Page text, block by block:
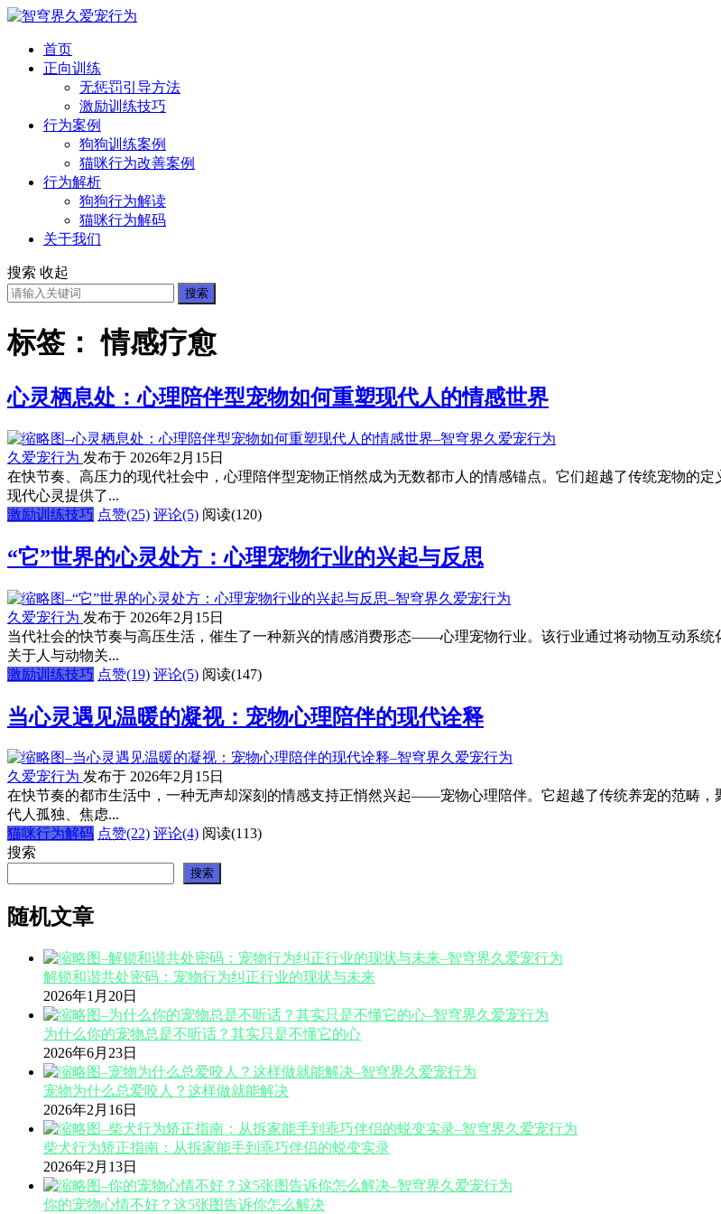
首页
正向训练
无惩罚引导方法
激励训练技巧
行为案例
狗狗训练案例
猫咪行为改善案例
行为解析
狗狗行为解读
猫咪行为解码
关于我们
搜索 收起
搜索
标签：情感疗愈
心灵栖息处：心理陪伴型宠物如何重塑现代人的情感世界
久爱宠行为 发布于 2026年2月15日
在快节奏、高压力的现代社会中，心理陪伴型宠物正悄然成为无数都市人的情感锚点。它们超越了传统宠物的
现代心灵提供了...
激励训练技巧 点赞(25) 评论(5) 阅读(120)
“它”世界的心灵处方：心理宠物行业的兴起与反思
久爱宠行为 发布于 2026年2月15日
当代社会的快节奏与高压生活，催生了一种新兴的情感消费形态——心理宠物行业。该行业通过将动物互动系
关于人与动物关...
激励训练技巧 点赞(19) 评论(5) 阅读(147)
当心灵遇见温暖的凝视：宠物心理陪伴的现代诠释
久爱宠行为 发布于 2026年2月15日
在快节奏的都市生活中，一种无声却深刻的情感支持正悄然兴起——宠物心理陪伴。它超越了传统养宠的范畴
代人孤独、焦虑...
猫咪行为解码 点赞(22) 评论(4) 阅读(113)
搜索
搜索
随机文章
解锁和谐共处密码：宠物行为纠正行业的现状与未来
2026年1月20日
为什么你的宠物总是不听话？其实只是不懂它的心
2026年6月23日
宠物为什么总爱咬人？这样做就能解决
2026年2月16日
柴犬行为矫正指南：从拆家能手到乖巧伴侣的蜕变实录
2026年2月13日
你的宠物心情不好？这5张图告诉你怎么解决